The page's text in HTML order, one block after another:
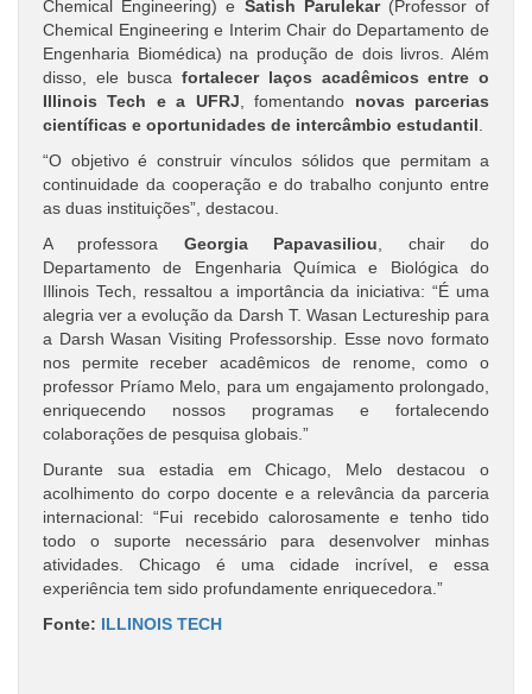
Chemical Engineering) e Satish Parulekar(Professor of
Chemical Engineering e Interim Chair do Departamento de
Engenharia Biomédica) na produção de dois livros. Além
disso, ele buscafortalecer laços acadêmicos entre o
Illinois Tech e a UFRJ, fomentando novas parcerias
científicas e oportunidades de intercâmbio estudantil.
“O objetivo é construir vínculos sólidos que permitam a
continuidade da cooperação e do trabalho conjunto entre
as duas instituições”, destacou.
A professora Georgia Papavasiliou, chair do
Departamento de Engenharia Química e Biológica do
Illinois Tech, ressaltou a importância da iniciativa: “É uma
alegria ver a evolução da Darsh T. Wasan Lectureship para
a Darsh Wasan Visiting Professorship. Esse novo formato
nos permite receber acadêmicos de renome, como o
professor Príamo Melo, para um engajamento prolongado,
enriquecendo nossos programas e fortalecendo
colaborações de pesquisa globais.”
Durante sua estadia em Chicago, Melo destacou o
acolhimento do corpo docente e a relevância da parceria
internacional: “Fui recebido calorosamente e tenho tido
todo o suporte necessário para desenvolver minhas
atividades. Chicago é uma cidade incrível, e essa
experiência tem sido profundamente enriquecedora.”
Fonte: ILLINOIS TECH